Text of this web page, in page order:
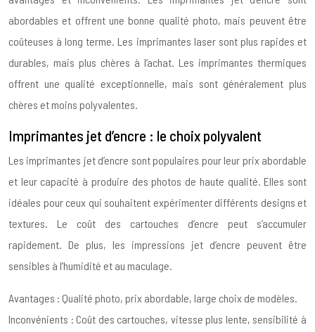
abordables et offrent une bonne qualité photo, mais peuvent être
coûteuses à long terme. Les imprimantes laser sont plus rapides et
durables, mais plus chères à l’achat. Les imprimantes thermiques
offrent une qualité exceptionnelle, mais sont généralement plus
chères et moins polyvalentes.
Imprimantes jet d’encre : le choix polyvalent
Les imprimantes jet d’encre sont populaires pour leur prix abordable
et leur capacité à produire des photos de haute qualité. Elles sont
idéales pour ceux qui souhaitent expérimenter différents designs et
textures. Le coût des cartouches d’encre peut s’accumuler
rapidement. De plus, les impressions jet d’encre peuvent être
sensibles à l’humidité et au maculage.
Avantages : Qualité photo, prix abordable, large choix de modèles.
Inconvénients : Coût des cartouches, vitesse plus lente, sensibilité à